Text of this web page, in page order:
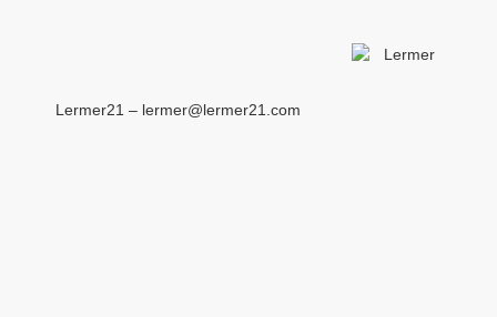
Lermer21 – lermer@lermer21.com